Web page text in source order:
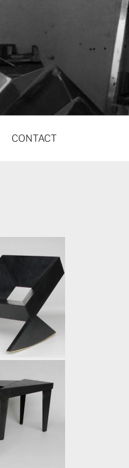
CONTACT